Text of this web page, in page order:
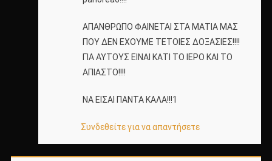
ΑΠΑΝΘΡΩΠΟ ΦΑΙΝΕΤΑΙ ΣΤΑ ΜΑΤΙΑ ΜΑΣ
ΠΟΥ ΔΕΝ ΕΧΟΥΜΕ ΤΕΤΟΙΕΣ ΔΟΞΑΣΙΕΣ!!!!
ΓΙΑ ΑΥΤΟΥΣ ΕΙΝΑΙ ΚΑΤΙ ΤΟ ΙΕΡΟ ΚΑΙ ΤΟ
ΑΠΙΑΣΤΟ!!!!
ΝΑ ΕΙΣΑΙ ΠΑΝΤΑ ΚΑΛΑ!!!1
Συνδεθείτε για να απαντήσετε